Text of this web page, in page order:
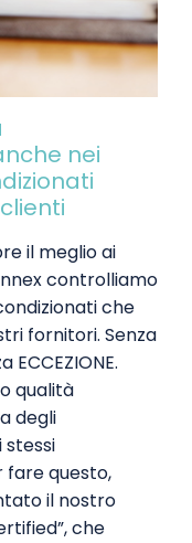
nei
il meglio ai
controlliamo
che
fornitori. Senza
ECCEZIONE.
qualità
degli
fare questo,
il nostro
che